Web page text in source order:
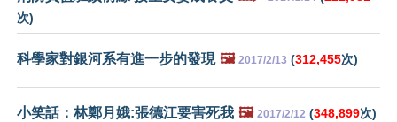
次)
科學家對銀河系有進一步的發現 🖼️ 2017/2/13 (312,455次)
小笑話：林鄭月娥:張德江要害死我 🖼️ 2017/2/12 (348,899次)